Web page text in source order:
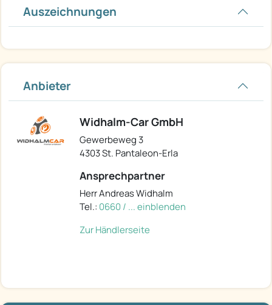
Auszeichnungen
Anbieter
Widhalm-Car GmbH
Gewerbeweg 3
4303 St. Pantaleon-Erla
Ansprechpartner
Herr Andreas Widhalm
Tel.: 0660 / ... einblenden
Zur Händlerseite